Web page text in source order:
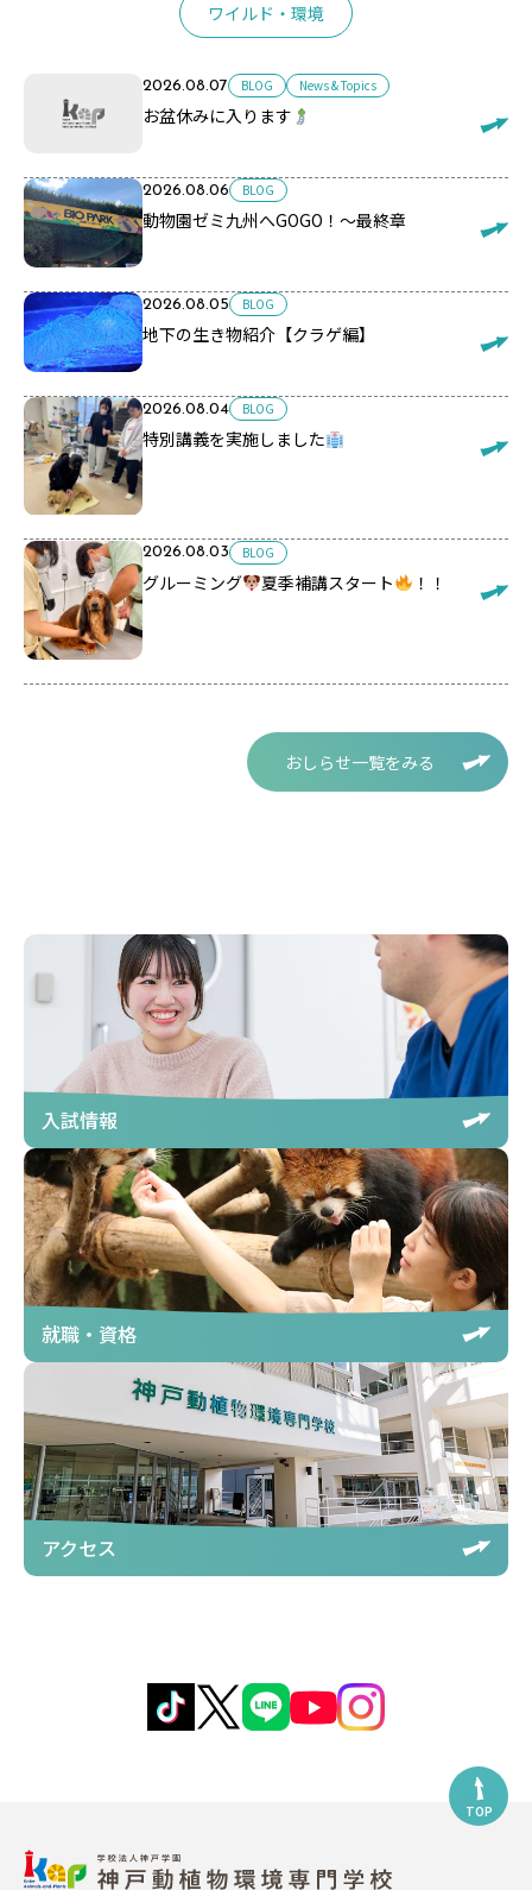
ワイルド・環境
2026.08.07 BLOG News & Topics
お盆休みに入ります
2026.08.06 BLOG
動物園ゼミ九州へGOGO！～最終章
2026.08.05 BLOG
地下の生き物紹介【クラゲ編】
2026.08.04 BLOG
特別講義を実施しました
2026.08.03 BLOG
グルーミング 夏季補講スタート ！！
おしらせ一覧をみる
入試情報
就職・資格
アクセス
TOP